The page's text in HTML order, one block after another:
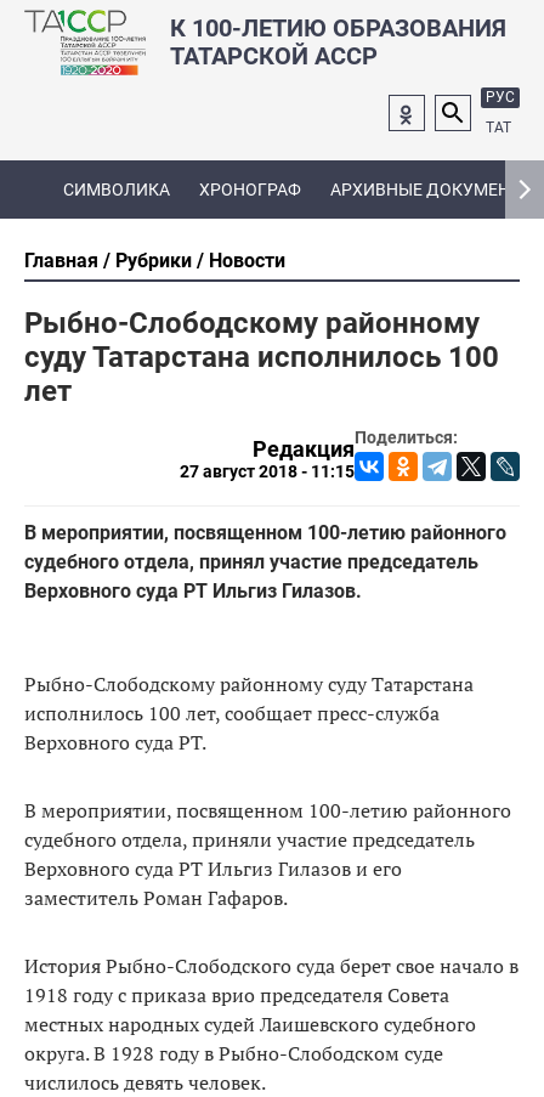
К 100-ЛЕТИЮ ОБРАЗОВАНИЯ
ТАТАРСКОЙ АССР
РУС
ТАТ
СИМВОЛИКА ХРОНОГРАФ АРХИВНЫЕ ДОКУМЕНТЫ
Главная Рубрики Новости
Рыбно-Слободскому районному
суду Татарстана исполнилось 100
лет
Поделиться:
Редакция
27 август 2018 - 11:15
В мероприятии, посвященном 100-летию районного
судебного отдела, принял участие председатель
Верховного суда РТ Ильгиз Гилазов.
Рыбно-Слободскому районному суду Татарстана
исполнилось 100 лет, сообщает пресс-служба
Верховного суда РТ.
В мероприятии, посвященном 100-летию районного
судебного отдела, приняли участие председатель
Верховного суда РТ Ильгиз Гилазов и его
заместитель Роман Гафаров.
История Рыбно-Слободского суда берет свое начало в
1918 году с приказа врио председателя Совета
местных народных судей Лаишевского судебного
округа. В 1928 году в Рыбно-Слободском суде
числилось девять человек.